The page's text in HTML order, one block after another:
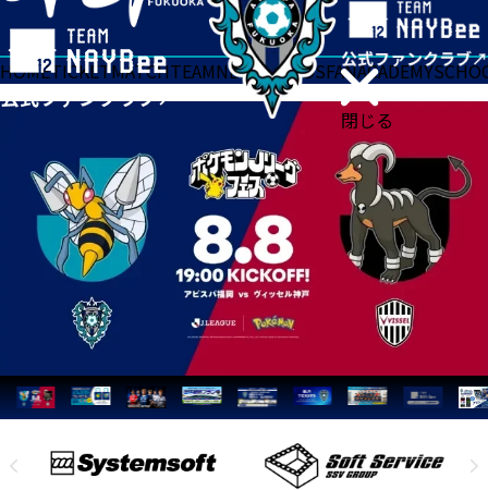
閉じる
HOMETICKETMATCHTEAMNEWSGOODSFANACADEMY